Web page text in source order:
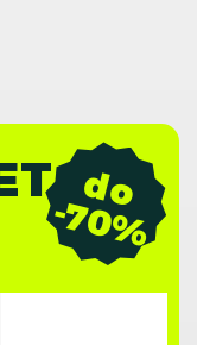
d
o
-
7
0
%